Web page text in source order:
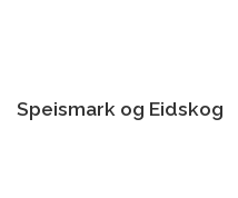
Speismark og Eidskog